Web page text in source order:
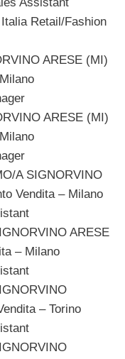
Retail/Fashion
ARESE (MI)
ARESE (MI)
A SIGNORVINO
Vendita – Milano
ARESE
– Milano
– Torino